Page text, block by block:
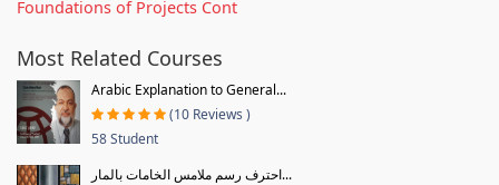
Foundations of Projects Cont
Most Related Courses
Arabic Explanation to General...
(10 Reviews )
58 Student
احترف رسم ملامس الخامات بالمار...